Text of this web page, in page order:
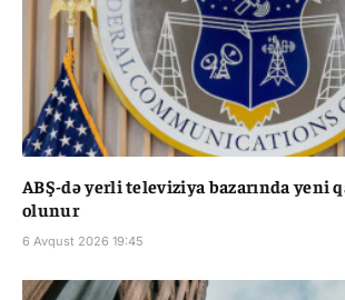
ABŞ-də yerli televiziya bazarında yeni
olunur
6 Avqust 2026 19:45